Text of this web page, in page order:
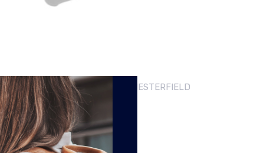
LEREN PORTEMONNEE WALID CHESTERFIELD
€